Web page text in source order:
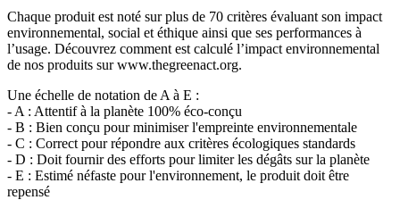
Chaque produit est noté sur plus de 70 critères évaluant son impact
environnemental, social et éthique ainsi que ses performances à
l’usage. Découvrez comment est calculé l’impact environnemental
de nos produits sur www.thegreenact.org.
Une échelle de notation de A à E :
- A : Attentif à la planète 100% éco-conçu
- B : Bien conçu pour minimiser l'empreinte environnementale
- C : Correct pour répondre aux critères écologiques standards
- D : Doit fournir des efforts pour limiter les dégâts sur la planète
- E : Estimé néfaste pour l'environnement, le produit doit être
repensé